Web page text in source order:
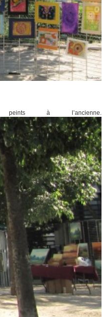
peints à l’ancienne.